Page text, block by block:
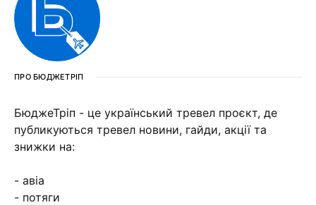
ПРО БЮДЖЕТРІП
БюджеТріп - це український тревел проєкт, де
публикуються тревел новини, гайди, акції та
знижки на:
- авіа
- потяги